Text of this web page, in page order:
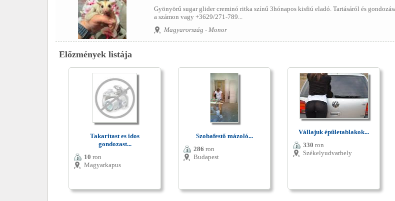
Gyönyörű sugar glider creminó ritka színű 3hónapos kisfiú eladó. Tartásáról és
a számon vagy +3629/271-789...
Magyarország - Monor
Előzmények listája
Takaritast es idos
gondozast...
10 ron
Magyarkapus
Szobafestő mázoló...
286 ron
Budapest
Vállajuk épűletablakok...
330 ron
Székelyudvarhely